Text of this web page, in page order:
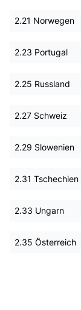
2.21 Norwegen
2.23 Portugal
2.25 Russland
2.27 Schweiz
2.29 Slowenien
2.31 Tschechien
2.33 Ungarn
2.35 Österreich